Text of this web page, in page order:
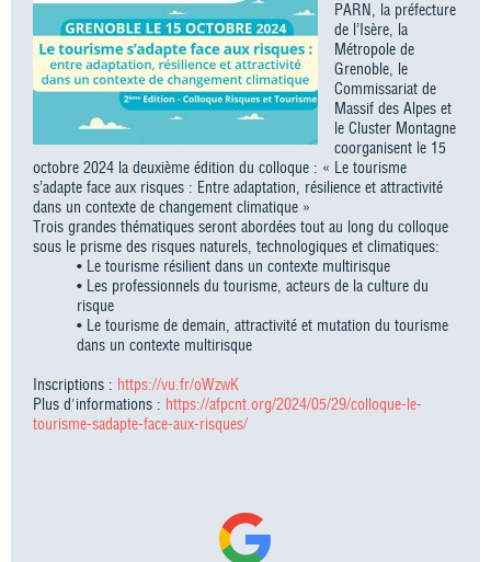
PARN, la préfecture
de l’Isère, la
Métropole de
Grenoble, le
Commissariat de
Massif des Alpes et
le Cluster Montagne
coorganisent le 15
octobre 2024 la deuxième édition du colloque : « Le tourisme
s’adapte face aux risques : Entre adaptation, résilience et attractivité
dans un contexte de changement climatique »
Trois grandes thématiques seront abordées tout au long du colloque
sous le prisme des risques naturels, technologiques et climatiques:
• Le tourisme résilient dans un contexte multirisque
• Les professionnels du tourisme, acteurs de la culture du
risque
• Le tourisme de demain, attractivité et mutation du tourisme
dans un contexte multirisque
Inscriptions : https://vu.fr/oWzwK
Plus d'informations : https://afpcnt.org/2024/05/29/colloque-le-
tourisme-sadapte-face-aux-risques/